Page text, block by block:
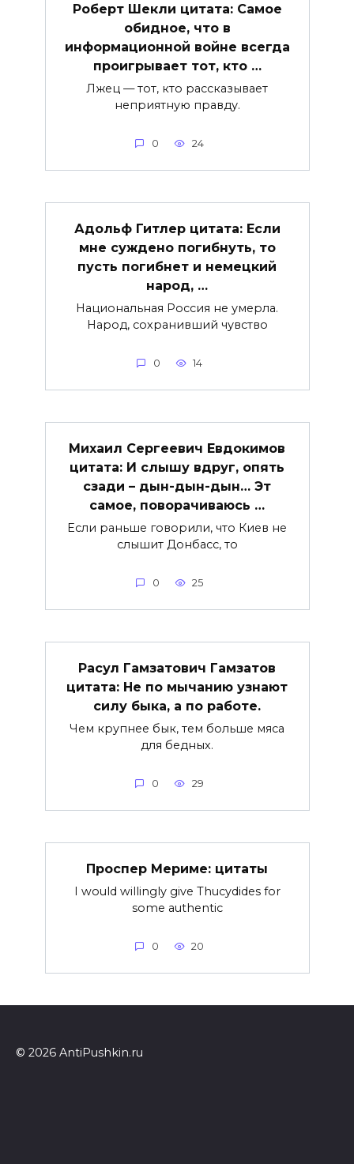
Роберт Шекли цитата: Самое
обидное, что в
информационной войне всегда
проигрывает тот, кто …
Лжец — тот, кто рассказывает
неприятную правду.
0 24
Адольф Гитлер цитата: Если
мне суждено погибнуть, то
пусть погибнет и немецкий
народ, …
Национальная Россия не умерла.
Народ, сохранивший чувство
0 14
Михаил Сергеевич Евдокимов
цитата: И слышу вдруг, опять
сзади – дын-дын-дын… Эт
самое, поворачиваюсь …
Если раньше говорили, что Киев не
слышит Донбасс, то
0 25
Расул Гамзатович Гамзатов
цитата: Не по мычанию узнают
силу быка, а по работе.
Чем крупнее бык, тем больше мяса
для бедных.
0 29
Проспер Мериме: цитаты
I would willingly give Thucydides for
some authentic
0 20
© 2026 AntiPushkin.ru